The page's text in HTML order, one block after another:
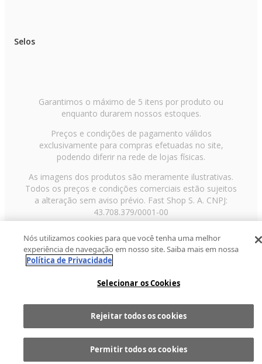
Comprar
Selos
Garantimos o máximo de 5 itens por produto ou
enquanto durarem nossos estoques.
Preços e condições de pagamento válidos
exclusivamente para compras efetuadas no site,
podendo diferir na rede de lojas físicas.
As imagens dos produtos são meramente ilustrativas.
Todos os preços e condições comerciais estão sujeitos
a alteração sem aviso prévio. Fast Shop S. A. CNPJ:
43.708.379/0001-00
Paulo/SP, CEP 02029-001, Telefone: 11 3003-3728 ©
2013 Fast Shop - Todos os direitos reservadosRF
Nós utilizamos cookies para que você tenha uma melhor
experiência de navegação em nosso site. Saiba mais em nossa
Política de Privacidade
Selecionar os Cookies
Rejeitar todos os cookies
Permitir todos os cookies